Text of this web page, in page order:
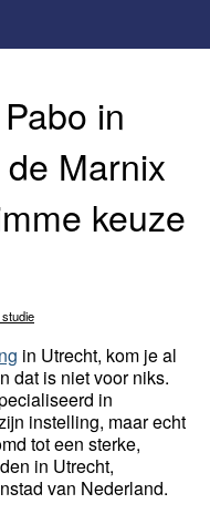
in
Marnix
keuze
in Utrecht, kom je al
dat is niet voor niks.
in
instelling, maar echt
tot een sterke,
in Utrecht,
van Nederland.